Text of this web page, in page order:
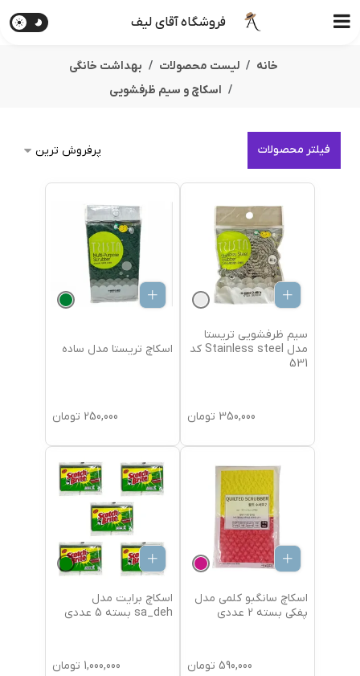
فروشگاه آقای لیف
خانه لیست محصولات
بهداشت خانگی
اسکاچ و سیم ظرفشویی
فیلتر محصولات
سیم ظرفشویی تریستا
مدل Stainless steel کد
531
350,000 تومان
اسکاچ تریستا مدل ساده
250,000 تومان
اسکاچ سانگبو کلمی مدل
پفکی بسته 2 عددی
590,000 تومان
اسکاچ برایت مدل
sa_deh بسته 5 عددی
1,000,000 تومان